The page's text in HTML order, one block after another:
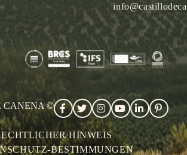
CANENA ©
HINWEIS
BESTIMMUNGEN